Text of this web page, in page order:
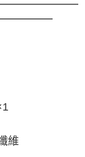
維